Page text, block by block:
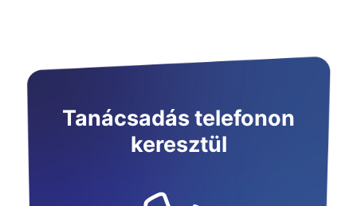
Tanácsadás telefonon
keresztül